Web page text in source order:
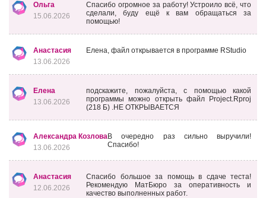
Ольга
15.06.2026
Спасибо огромное за работу! Устроило всё, что
сделали, буду ещё к вам обращаться за
помощью!
Анастасия
13.06.2026
Елена, файл открывается в программе RStudio
Елена
13.06.2026
подскажите, пожалуйста, с помощью какой
программы можно открыть файл Project.Rproj
(218 Б) .НЕ ОТКРЫВАЕТСЯ
Александра Козлова
13.06.2026
В очередно раз сильно выручили!
Спасибо!
Анастасия
12.06.2026
Спасибо большое за помощь в сдаче теста!
Рекомендую МатБюро за оперативность и
качество выполненных работ.